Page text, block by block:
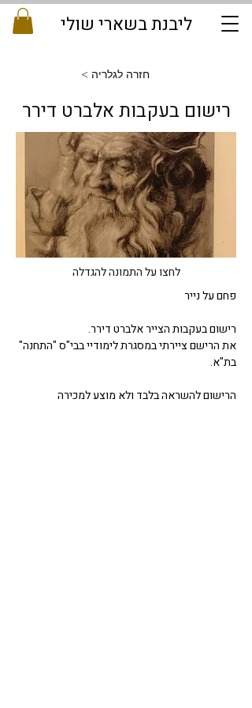
ליבנת בשארי שולי
< חזרה לגלריה
רישום בעקבות אלברט דירר
לחצו על התמונה להגדלה
פחם על נייר
רישום בעקבות הצייר אלברט דירר.
את הרישם ציירתי במסגרת לימודיי בבי"ס "התחנה"
בת"א.
הרישום להשראה בלבד ולא מוצע למכירה